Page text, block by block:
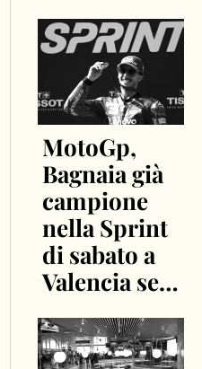
MotoGp,
Bagnaia già
campione
nella Sprint
di sabato a
Valencia se…